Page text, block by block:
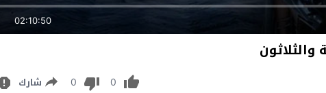
02:10:50
0
0 شارك